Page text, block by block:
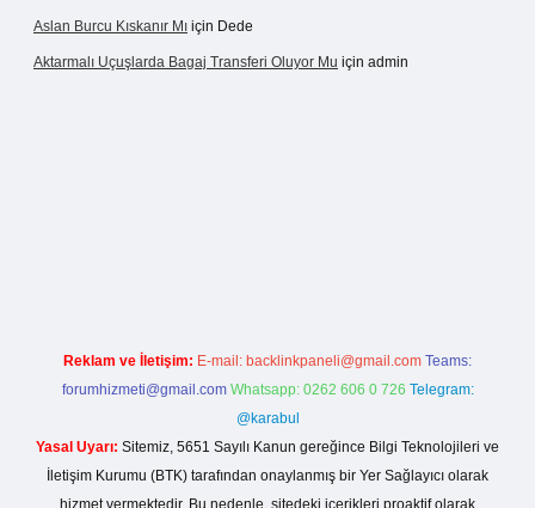
Aslan Burcu Kıskanır Mı için Dede
Aktarmalı Uçuşlarda Bagaj Transferi Oluyor Mu için admin
Reklam ve İletişim: E-mail: backlinkpaneli@gmail.com Teams:
forumhizmeti@gmail.com Whatsapp: 0262 606 0 726 Telegram:
@karabul
Yasal Uyarı: Sitemiz, 5651 Sayılı Kanun gereğince Bilgi Teknolojileri ve
İletişim Kurumu (BTK) tarafından onaylanmış bir Yer Sağlayıcı olarak
hizmet vermektedir. Bu nedenle, sitedeki içerikleri proaktif olarak